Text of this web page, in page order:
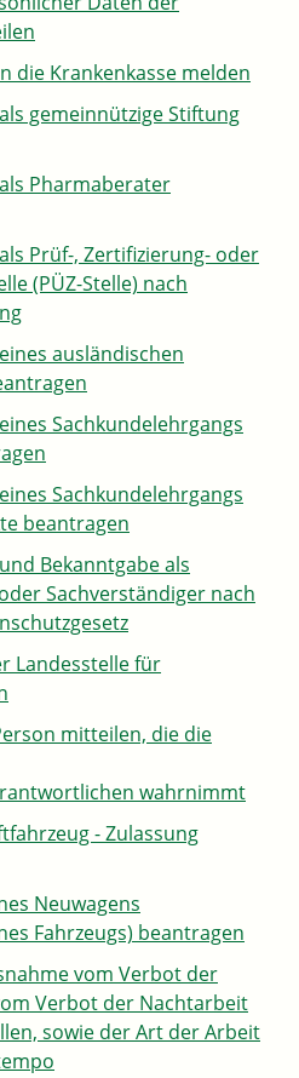
die Krankenkasse melden
gemeinnützige Stiftung
Pharmaberater
Prüf-, Zertifizierung- oder
(PÜZ-Stelle) nach
ausländischen
Sachkundelehrgangs
Sachkundelehrgangs
beantragen
Bekanntgabe als
Sachverständiger nach
Landesstelle für
mitteilen, die die
wahrnimmt
- Zulassung
Neuwagens
Fahrzeugs) beantragen
vom Verbot der
Verbot der Nachtarbeit
sowie der Art der Arbeit